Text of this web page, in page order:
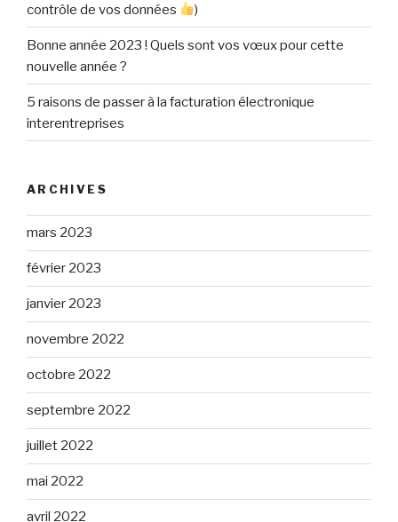
contrôle de vos données
)
Bonne année 2023 ! Quels sont vos vœux pour cette
nouvelle année ?
5 raisons de passer à la facturation électronique
interentreprises
ARCHIVES
mars 2023
février 2023
janvier 2023
novembre 2022
octobre 2022
septembre 2022
juillet 2022
mai 2022
avril 2022